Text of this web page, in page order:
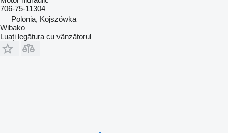
706-75-11304
Polonia, Kojszówka
Wibako
Luați legătura cu vânzătorul